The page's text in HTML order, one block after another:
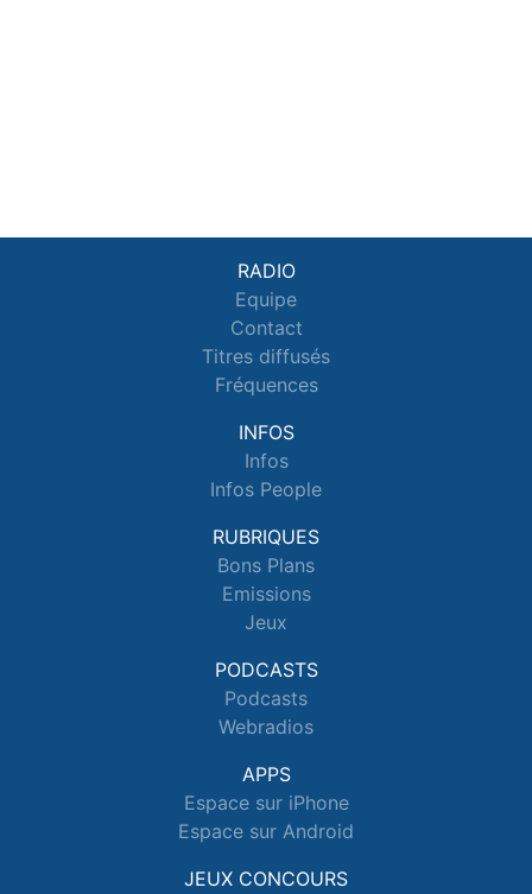
RADIO
Equipe
Contact
Titres diffusés
Fréquences
INFOS
Infos
Infos People
RUBRIQUES
Bons Plans
Emissions
Jeux
PODCASTS
Podcasts
Webradios
APPS
Espace sur iPhone
Espace sur Android
JEUX CONCOURS